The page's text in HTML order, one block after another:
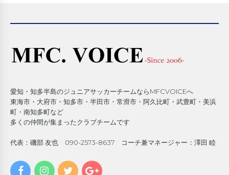
愛知・知多半島のジュニアサッカーチームならMFCVOICEへ
東海市・大府市・知多市・半田市・常滑市・阿久比町・武豊町・美浜
町・南知多町など
多くの仲間が集まったクラブチームです
代表：磯部 友也 090-2573-8637 コーチ兼マネージャー：澤田 睦